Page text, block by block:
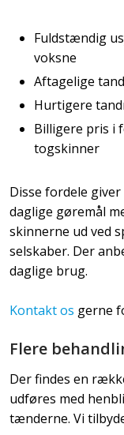
Fuldstændig
voksne
Aftagelige
Hurtigere
Billigere pris i
togskinner
Disse fordele
daglige gøremål
skinnerne ud ved
selskaber. Der
daglige brug.
Kontakt os gerne
Flere
Der findes en
udføres med
tænderne. Vi